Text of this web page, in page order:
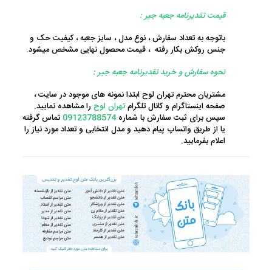
قیمت تقدیرنامه جعبه جیر :
باتوجه به تعداد سفارش ، نوع مدل ، سایز جعبه ، کیفیت حک و
جنس روکش بکار رفته ، قیمت محصول نهایی مشخص میشود.
نحوه سفارش و خرید تقدیرنامه جعبه جیر :
مشتریان محترم تهران لوح ابتدا نمونه های موجود در سایت ،
صفحه اینستاگرام و کانال تلگرامتهران لوح را مشاهده نمایید.
سپس برای ثبت سفارش با شماره 09123788574 تماس گرفته
یا از طریق واتساپ پیام دهید و مدل انتخابی و تعداد مورد نیاز را
اعلام بفرمایید.